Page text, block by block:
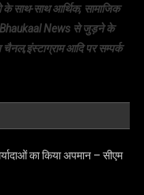
के साथ-साथ आर्थिक, सामाजिक
Bhaukaal News से जुड़ने के
आदि पर सम्पर्क
का किया अपमान – सीएम